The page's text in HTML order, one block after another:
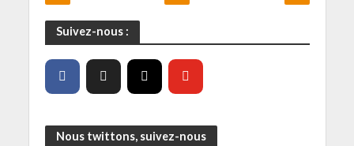
Suivez-nous :
Nous twittons, suivez-nous